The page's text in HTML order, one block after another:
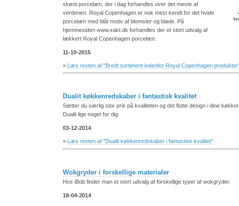
skønt porcelæn, der i dag forhandles over det meste af
verdenen. Royal Copenhagen er nok mest kendt for det hvide
porcelæn med blåt motiv af blomster og blade. På
hjemmesiden www.xakt.dk forhandles der et stort udvalg af
lækkert Royal Copenhagen porcelæn.
11-10-2015
» Læs resten af "Bredt sortiment indenfor Royal Copenhagen
Dualit køkkenredskaber i fantastisk kvalitet
Sætter du særlig stor pris på kvaliteten og det flotte design i dine
Dualit lige noget for dig.
03-12-2014
» Læs resten af "Dualit køkkenredskaber i fantastisk kvalitet"
Wokgryder i forskellige materialer
Hos iBob finder man et stort udvalg af forskellige typer af wokgryder.
18-04-2014